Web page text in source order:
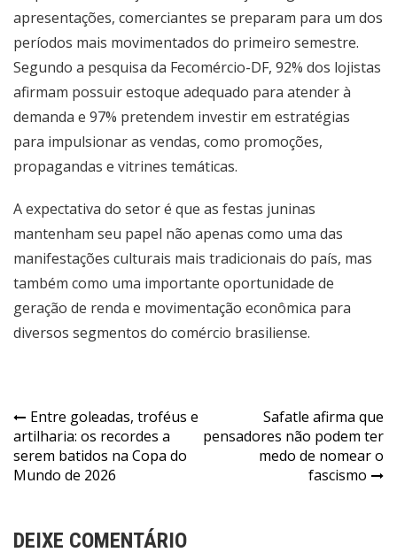
apresentações, comerciantes se preparam para um dos
períodos mais movimentados do primeiro semestre.
Segundo a pesquisa da Fecomércio-DF, 92% dos lojistas
afirmam possuir estoque adequado para atender à
demanda e 97% pretendem investir em estratégias
para impulsionar as vendas, como promoções,
propagandas e vitrines temáticas.
A expectativa do setor é que as festas juninas
mantenham seu papel não apenas como uma das
manifestações culturais mais tradicionais do país, mas
também como uma importante oportunidade de
geração de renda e movimentação econômica para
diversos segmentos do comércio brasiliense.
Navegação
de
Post
Entre goleadas, troféus e
artilharia: os recordes a
serem batidos na Copa do
Mundo de 2026
Safatle afirma que
pensadores não podem ter
medo de nomear o
fascismo
DEIXE COMENTÁRIO